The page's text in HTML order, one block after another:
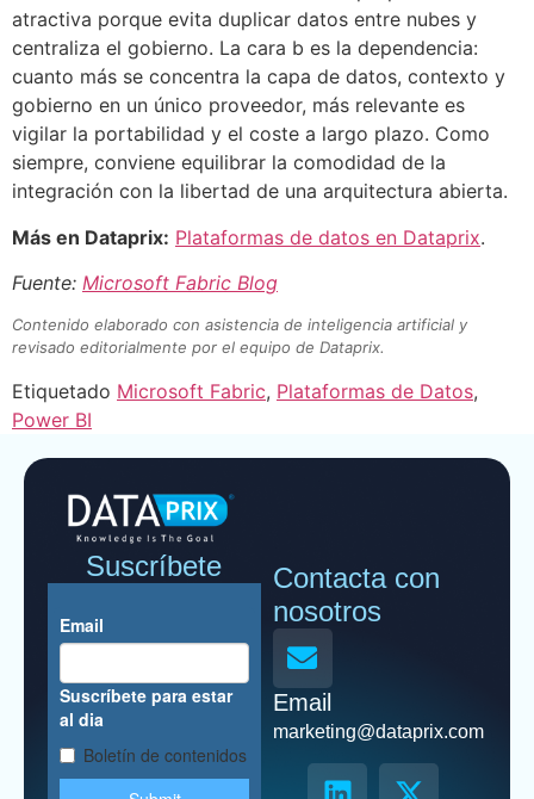
atractiva porque evita duplicar datos entre nubes y
centraliza el gobierno. La cara b es la dependencia:
cuanto más se concentra la capa de datos, contexto y
gobierno en un único proveedor, más relevante es
vigilar la portabilidad y el coste a largo plazo. Como
siempre, conviene equilibrar la comodidad de la
integración con la libertad de una arquitectura abierta.
Más en Dataprix: Plataformas de datos en Dataprix.
Fuente: Microsoft Fabric Blog
Contenido elaborado con asistencia de inteligencia artificial y
revisado editorialmente por el equipo de Dataprix.
Etiquetado Microsoft Fabric, Plataformas de Datos,
Power BI
Suscríbete
Contacta con
nosotros
Email
marketing@dataprix.com